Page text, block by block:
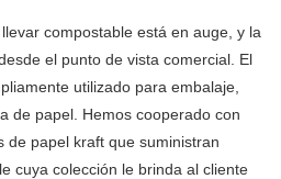
compostable está en auge, y la
el punto de vista comercial. El
utilizado para embalaje,
de papel. Hemos cooperado con
de papel kraft que suministran
cuya colección le brinda al cliente
experiencia de
desempaquetado.Con una tapa
con bisagras, puede exhibir
con orgullo sus productos en
su máximo potencial.¡Agregue
el logotipo de su marca o su
los diferentes usos, también
toma PP (polipropileno) o PET
(tereftalato de polietileno), etc.
Durante el procesamiento, una
máquina recubre las partículas